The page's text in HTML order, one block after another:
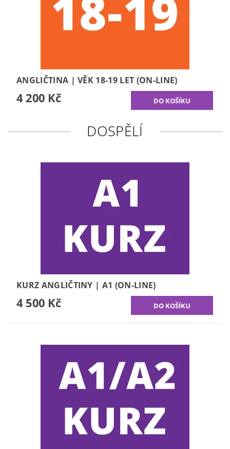
ANGLIČTINA | VĚK 18-19 LET (ON-LINE)
4 200 Kč
DOSPĚLÍ
KURZ ANGLIČTINY | A1 (ON-LINE)
4 500 Kč